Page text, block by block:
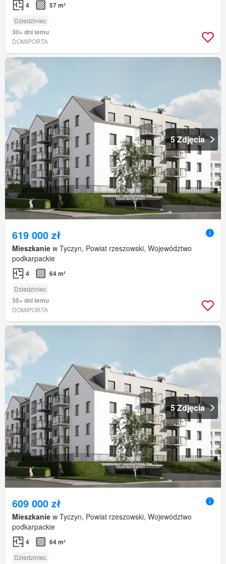
4 57 m²
Dziedziniec
30+ dni temu
DOMIPORTA
5 Zdjęcia
619 000 zł
Mieszkanie w Tyczyn, Powiat rzeszowski, Województwo
podkarpackie
4 64 m²
Dziedziniec
30+ dni temu
DOMIPORTA
5 Zdjęcia
609 000 zł
Mieszkanie w Tyczyn, Powiat rzeszowski, Województwo
podkarpackie
4 64 m²
Dziedziniec